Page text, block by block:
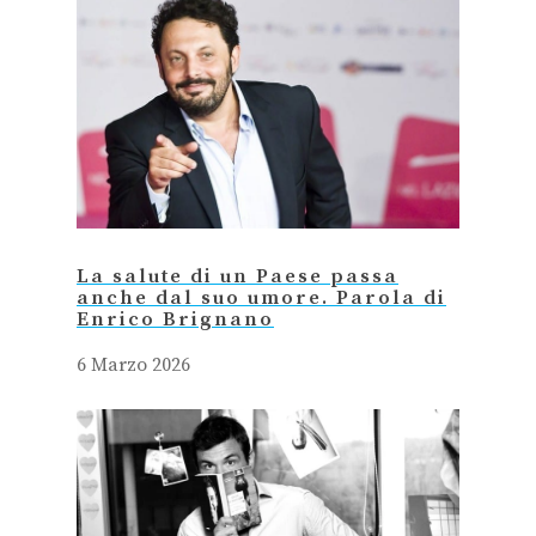
La salute di un Paese passa
anche dal suo umore. Parola di
Enrico Brignano
6 Marzo 2026